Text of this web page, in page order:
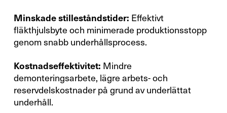
Minskade stilleståndstider: Effektivt
fläkthjulsbyte och minimerade produktionsstopp
genom snabb underhållsprocess.
Kostnadseffektivitet: Mindre
demonteringsarbete, lägre arbets- och
reservdelskostnader på grund av underlättat
underhåll.